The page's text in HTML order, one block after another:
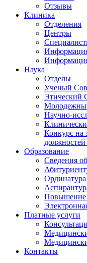
Отзывы
Клиника
Отделения
Центры
Наука
Отделы
Ученый
Этический
Научно-
Конкурс на
Образование
Сведения
Ординатура
Повышение
Платные услуги
Контакты